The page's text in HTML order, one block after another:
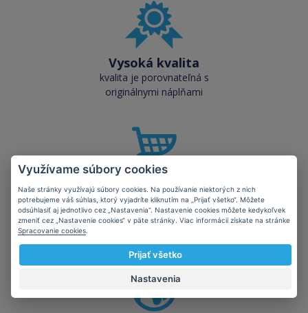
Vysoká kvalita
kvalita je porovnateľná s
originálnymi náplňami
Skladom takmer
všetko
cez 50 000 skladových
Využívame súbory cookies
Naše stránky využívajú súbory cookies. Na používanie niektorých z nich
potrebujeme váš súhlas, ktorý vyjadríte kliknutím na „Prijať všetko“. Môžete
odsúhlasiť aj jednotlivo cez „Nastavenia“. Nastavenie cookies môžete kedykoľvek
zmeniť cez „Nastavenie cookies“ v päte stránky. Viac informácií získate na stránke
Spracovanie cookies
Prijať všetko
Nastavenia